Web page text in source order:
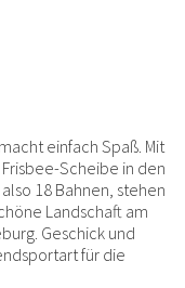
einfach Spaß. Mit
Scheibe in den
18 Bahnen, stehen
Landschaft am
Geschick und
für die